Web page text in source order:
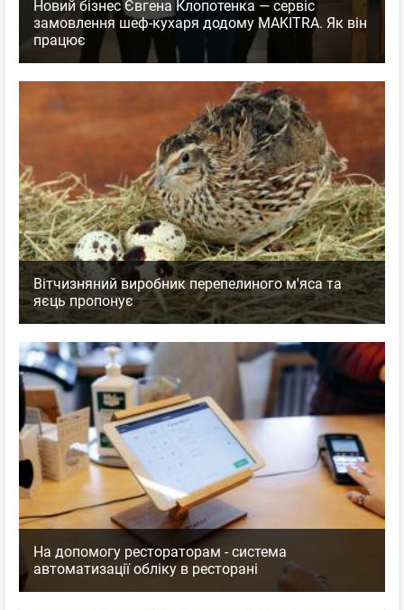
Новий бізнес Євгена Клопотенка — сервіс
замовлення шеф-кухаря додому MAKITRA. Як він
працює
Вітчизняний виробник перепелиного м'яса та
яєць пропонує
На допомогу рестораторам - система
автоматизації обліку в ресторані